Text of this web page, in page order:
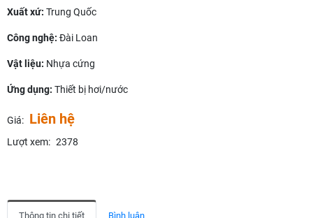
Xuất xứ: Trung Quốc
Công nghệ: Đài Loan
Vật liệu: Nhựa cứng
Ứng dụng: Thiết bị hơi/nước
Giá: Liên hệ
Lượt xem: 2378
Thông tin chi tiết Bình luận